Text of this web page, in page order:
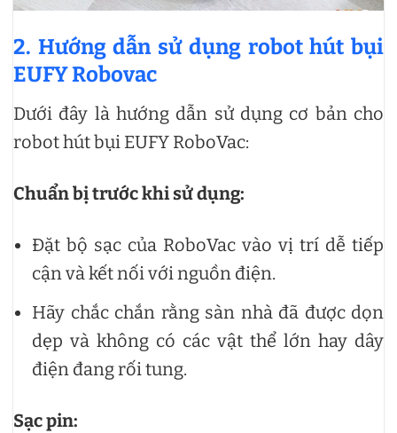
2. Hướng dẫn sử dụng robot hút bụi
EUFY Robovac
Dưới đây là hướng dẫn sử dụng cơ bản cho
robot hút bụi EUFY RoboVac:
Chuẩn bị trước khi sử dụng:
Đặt bộ sạc của RoboVac vào vị trí dễ tiếp
cận và kết nối với nguồn điện.
Hãy chắc chắn rằng sàn nhà đã được dọn
dẹp và không có các vật thể lớn hay dây
điện đang rối tung.
Sạc pin: